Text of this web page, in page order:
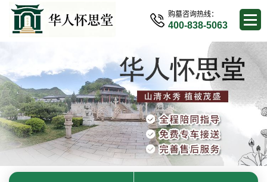
购墓咨询热线：
400-838-5063